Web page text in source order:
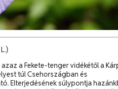
L.)
a Fekete-tenger vidékétől a
túl Csehországban és
Elterjedésének súlypontja